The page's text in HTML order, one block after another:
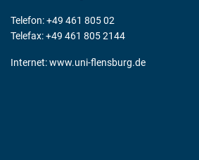
Telefon: +49 461 805 02
Telefax: +49 461 805 2144
Internet:www.uni-flensburg.de